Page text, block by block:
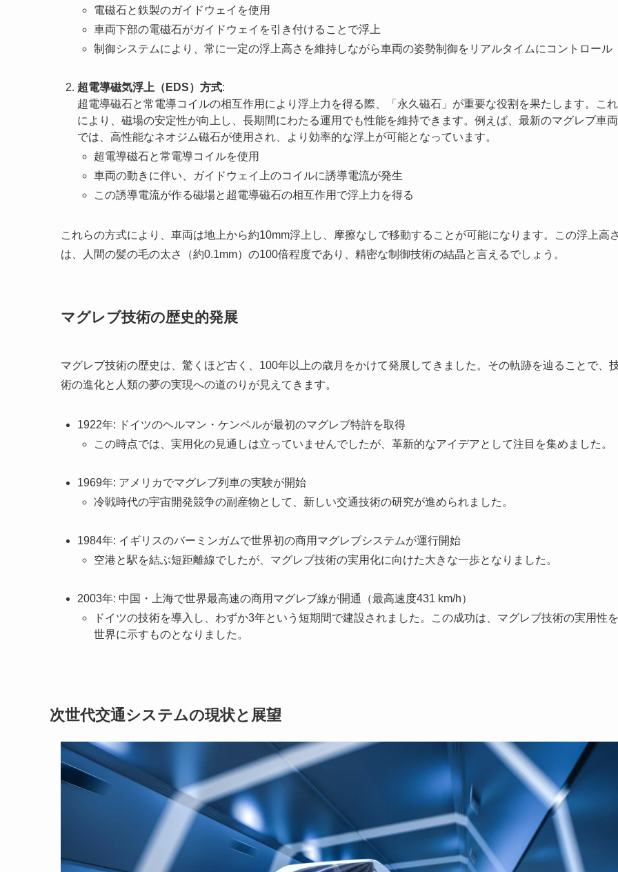
電磁石と鉄製のガイドウェイを使用
車両下部の電磁石がガイドウェイを引き付けることで浮上
制御システムにより、常に一定の浮上高さを維持しながら車両の姿勢制御をリアルタイムにコントロール
超電導磁気浮上（EDS）方式:
超電導磁石と常電導コイルの相互作用により浮上力を得る際、「永久磁石」が重要な役割を果たします。これ
により、磁場の安定性が向上し、長期間にわたる運用でも性能を維持できます。例えば、最新のマグレブ車両
では、高性能なネオジム磁石が使用され、より効率的な浮上が可能となっています。
超電導磁石と常電導コイルを使用
車両の動きに伴い、ガイドウェイ上のコイルに誘導電流が発生
この誘導電流が作る磁場と超電導磁石の相互作用で浮上力を得る
これらの方式により、車両は地上から約10mm浮上し、摩擦なしで移動することが可能になります。この浮上高
は、人間の髪の毛の太さ（約0.1mm）の100倍程度であり、精密な制御技術の結晶と言えるでしょう。
マグレブ技術の歴史的発展
マグレブ技術の歴史は、驚くほど古く、100年以上の歳月をかけて発展してきました。その軌跡を辿ることで、
術の進化と人類の夢の実現への道のりが見えてきます。
1922年: ドイツのヘルマン・ケンペルが最初のマグレブ特許を取得
この時点では、実用化の見通しは立っていませんでしたが、革新的なアイデアとして注目を集めました。
1969年: アメリカでマグレブ列車の実験が開始
冷戦時代の宇宙開発競争の副産物として、新しい交通技術の研究が進められました。
1984年: イギリスのバーミンガムで世界初の商用マグレブシステムが運行開始
空港と駅を結ぶ短距離線でしたが、マグレブ技術の実用化に向けた大きな一歩となりました。
2003年: 中国・上海で世界最高速の商用マグレブ線が開通（最高速度431 km/h）
ドイツの技術を導入し、わずか3年という短期間で建設されました。この成功は、マグレブ技術の実用性を
世界に示すものとなりました。
次世代交通システムの現状と展望